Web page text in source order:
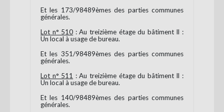
Et les 173/98489èmes des parties communes
générales.
Lot n° 510 : Au treizième étage du bâtiment Il :
Un local à usage de bureau.
Et les 351/98489èmes des parties communes
générales.
Lot n° 511 : Au treizième étage du bâtiment Il :
Un local à usage de bureau.
Et les 140/98489èmes des parties communes
générales.